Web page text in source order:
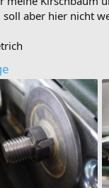
soll aber hier nicht